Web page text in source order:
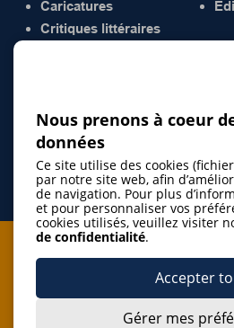
Caricatures
Critiques littéraires
Je m'abonne à
Nous prenons à coeur
données
Ce site utilise des cookies
par notre site web, afin
de navigation. Pour plus
et pour personnaliser vos
cookies utilisés, veuillez visiter
de confidentialité.
Accepter
Gérer mes